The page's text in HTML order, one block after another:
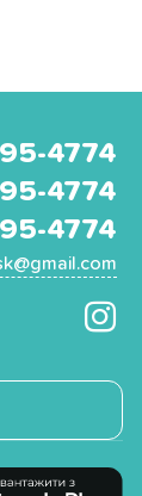
4774
4774
4774